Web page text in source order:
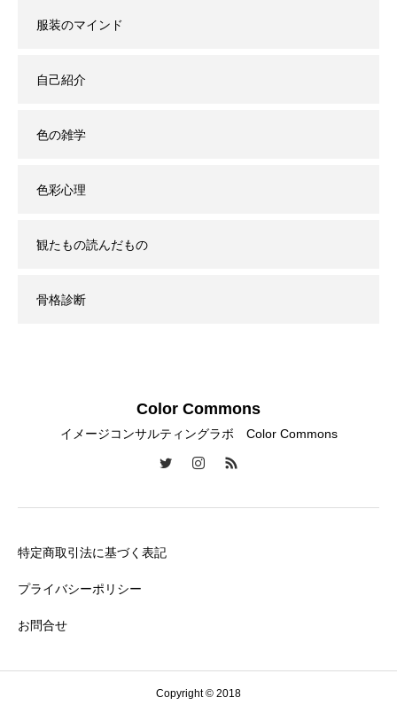
服装のマインド
自己紹介
色の雑学
色彩心理
観たもの読んだもの
骨格診断
Color Commons
イメージコンサルティングラボ Color Commons
特定商取引法に基づく表記
プライバシーポリシー
お問合せ
Copyright © 2018